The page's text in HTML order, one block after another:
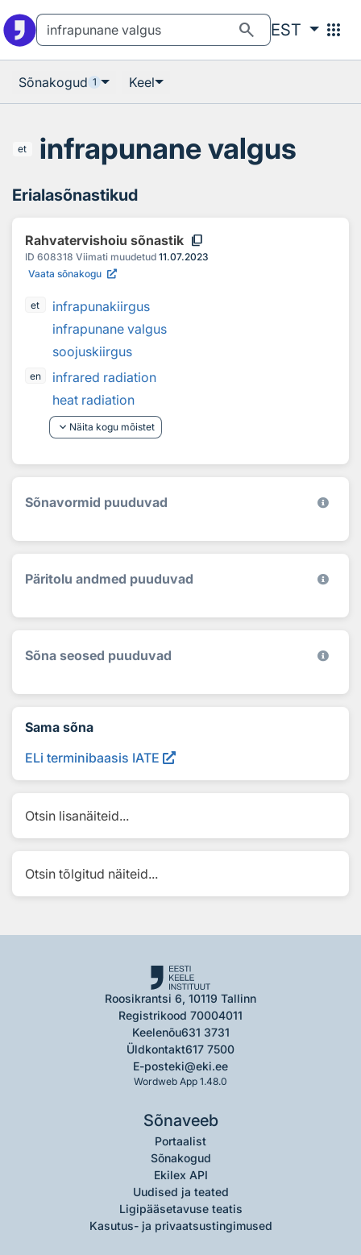
search EST apps
Sõnakogud 1 Keel
et infrapunane valgus
Erialasõnastikud
Rahvatervishoiu sõnastik content_copy
ID 608318 Viimati muudetud 11.07.2023
Vaata sõnakogu
et
infrapunakiirgus
infrapunane valgus
soojuskiirgus
en
infrared radiation
heat radiation
keyboard_arrow_down Näita kogu mõistet
Sõnavormid puuduvad
Päritolu andmed puuduvad
Sõna seosed puuduvad
Sama sõna
ELi terminibaasis IATE
Otsin lisanäiteid...
Otsin tõlgitud näiteid...
Roosikrantsi 6, 10119 Tallinn
Registrikood 70004011
Keelenõu631 3731
Üldkontakt617 7500
E-posteki@eki.ee
Wordweb App 1.48.0
Sõnaveeb
Portaalist
Sõnakogud
Ekilex API
Uudised ja teated
Ligipääsetavuse teatis
Kasutus- ja privaatsustingimused